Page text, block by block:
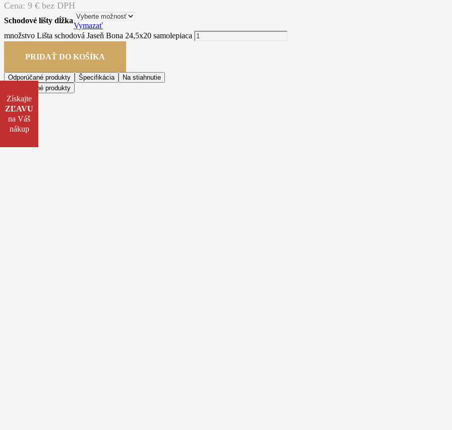
Cena: 9 € bez DPH
Schodové lišty dĺžka
Vymazať
množstvo Lišta schodová Jaseň Bona 24,5x20 samolepiaca
PRIDAŤ DO KOŠÍKA
Odporúčané produkty Špecifikácia
Na stiahnutie
Odporúčané produkty
Získajte
ZĽAVU
na Váš
nákup